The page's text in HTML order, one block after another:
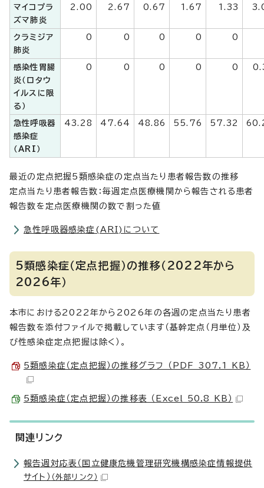
マイコプラ
ズマ肺炎
2.00 2.67 0.67 1.67 1.33
クラミジア
肺炎
0 0 0 0 0
感染性胃腸
炎（ロタウ
イルスに限
る）
0 0 0 0 0
急性呼吸器
感染症
（ARI）
43.28 47.64 48.86 55.76 57.32
最近の定点把握5類感染症の定点当たり患者報告数の推移
定点当たり患者報告数：毎週定点医療機関から報告される患者
報告数を定点医療機関の数で割った値
急性呼吸器感染症(ARI)について
5類感染症（定点把握）の推移（2022年から
2026年）
本市における2022年から2026年の各週の定点当たり患者
報告数を添付ファイルで掲載しています（基幹定点（月単位）及
び性感染症定点把握は除く）。
5類感染症（定点把握）の推移グラフ （PDF 307.1 KB）
5類感染症（定点把握）の推移表 （Excel 50.8 KB）
関連リンク
報告週対応表（国立健康危機管理研究機構感染症情報提供
サイト） （外部リンク）